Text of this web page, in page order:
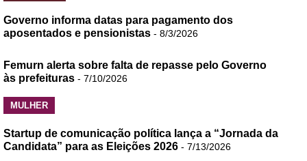
Governo informa datas para pagamento dos
aposentados e pensionistas - 8/3/2026
Femurn alerta sobre falta de repasse pelo Governo
às prefeituras - 7/10/2026
MULHER
Startup de comunicação política lança a “Jornada da
Candidata” para as Eleições 2026 - 7/13/2026